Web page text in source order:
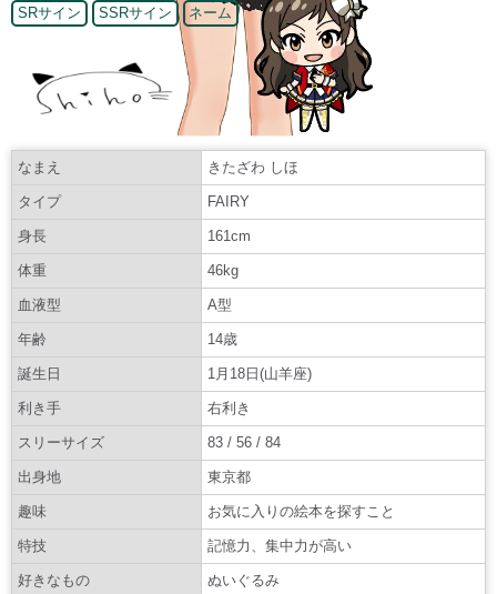
SRサイン SSRサイン ネーム
なまえ きたざわ しほ
タイプ FAIRY
身長 161cm
体重 46kg
血液型 A型
年齢 14歳
誕生日 1月18日(山羊座)
利き手 右利き
スリーサイズ 83 / 56 / 84
出身地 東京都
趣味 お気に入りの絵本を探すこと
特技 記憶力、集中力が高い
好きなもの ぬいぐるみ